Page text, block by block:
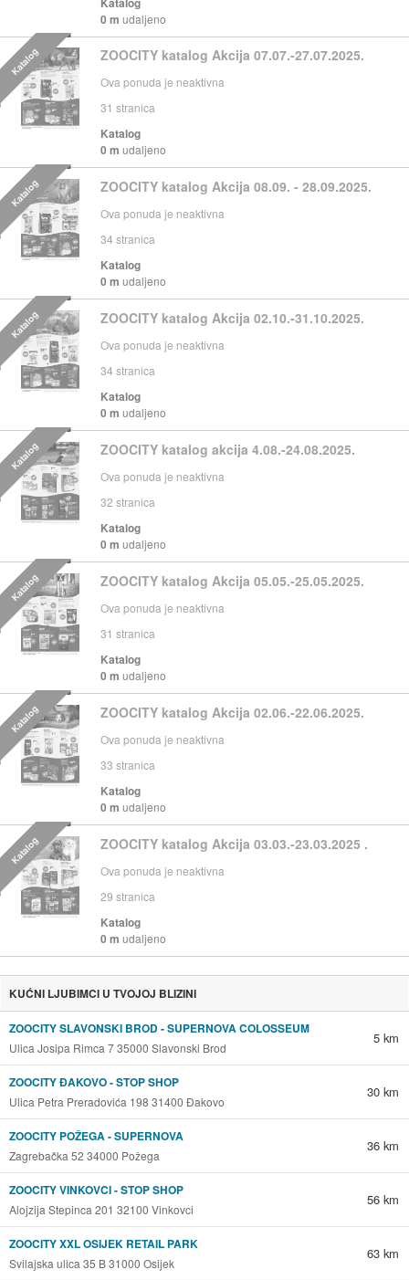
0 m udaljeno
ZOOCITY katalog Akcija 07.07.-27.07.2025.
Ova ponuda je neaktivna
31 stranica
Katalog
0 m udaljeno
Katalog
ZOOCITY katalog Akcija 08.09. - 28.09.2025.
Ova ponuda je neaktivna
34 stranica
Katalog
0 m udaljeno
Katalog
ZOOCITY katalog Akcija 02.10.-31.10.2025.
Ova ponuda je neaktivna
34 stranica
Katalog
0 m udaljeno
Katalog
ZOOCITY katalog akcija 4.08.-24.08.2025.
Ova ponuda je neaktivna
32 stranica
Katalog
0 m udaljeno
Katalog
ZOOCITY katalog Akcija 05.05.-25.05.2025.
Ova ponuda je neaktivna
31 stranica
Katalog
0 m udaljeno
Katalog
ZOOCITY katalog Akcija 02.06.-22.06.2025.
Ova ponuda je neaktivna
33 stranica
Katalog
0 m udaljeno
Katalog
ZOOCITY katalog Akcija 03.03.-23.03.2025 .
Ova ponuda je neaktivna
29 stranica
Katalog
0 m udaljeno
Katalog
KUĆNI LJUBIMCI U TVOJOJ BLIZINI
ZOOCITY SLAVONSKI BROD - SUPERNOVA COLOSSEUM
Ulica Josipa Rimca 7 35000 Slavonski Brod
5 km
ZOOCITY ĐAKOVO - STOP SHOP
Ulica Petra Preradovića 198 31400 Đakovo
30 km
ZOOCITY POŽEGA - SUPERNOVA
Zagrebačka 52 34000 Požega
36 km
ZOOCITY VINKOVCI - STOP SHOP
Alojzija Stepinca 201 32100 Vinkovci
56 km
ZOOCITY XXL OSIJEK RETAIL PARK
Svilajska ulica 35 B 31000 Osijek
63 km